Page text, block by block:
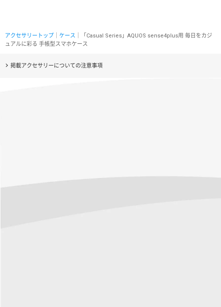
アクセサリートップ ケース ｜「Casual Series」AQUOS sense4plus用 毎日をカジ
ュアルに彩る 手帳型スマホケース
掲載アクセサリーについての注意事項